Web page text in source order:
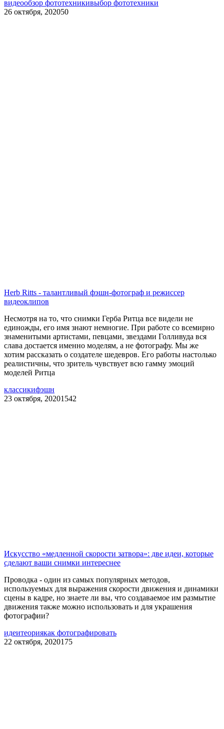
видеообзор фототехникивыбор фототехники
26 октября, 202050
Herb Ritts - талантливый фэшн-фотограф и режиссер
видеоклипов
Несмотря на то, что снимки Герба Ритца все видели не
единожды, его имя знают немногие. При работе со всемирно
знаменитыми артистами, певцами, звездами Голливуда вся
слава достается именно моделям, а не фотографу. Мы же
хотим рассказать о создателе шедевров. Его работы настолько
реалистичны, что зритель чувствует всю гамму эмоций
моделей Ритца
классикифэшн
23 октября, 20201542
Искусство «медленной скорости затвора»: две идеи, которые
сделают ваши снимки интереснее
Проводка - один из самых популярных методов,
используемых для выражения скорости движения и динамики
сцены в кадре, но знаете ли вы, что создаваемое им размытие
движения также можно использовать и для украшения
фотографии?
идеитеориякак фотографировать
22 октября, 2020175